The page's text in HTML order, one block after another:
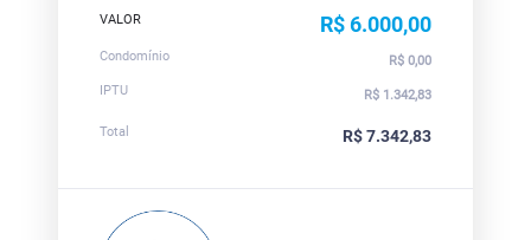
VALOR R$ 6.000,00
Condomínio
R$ 0,00
IPTU
R$ 1.342,83
Total R$ 7.342,83